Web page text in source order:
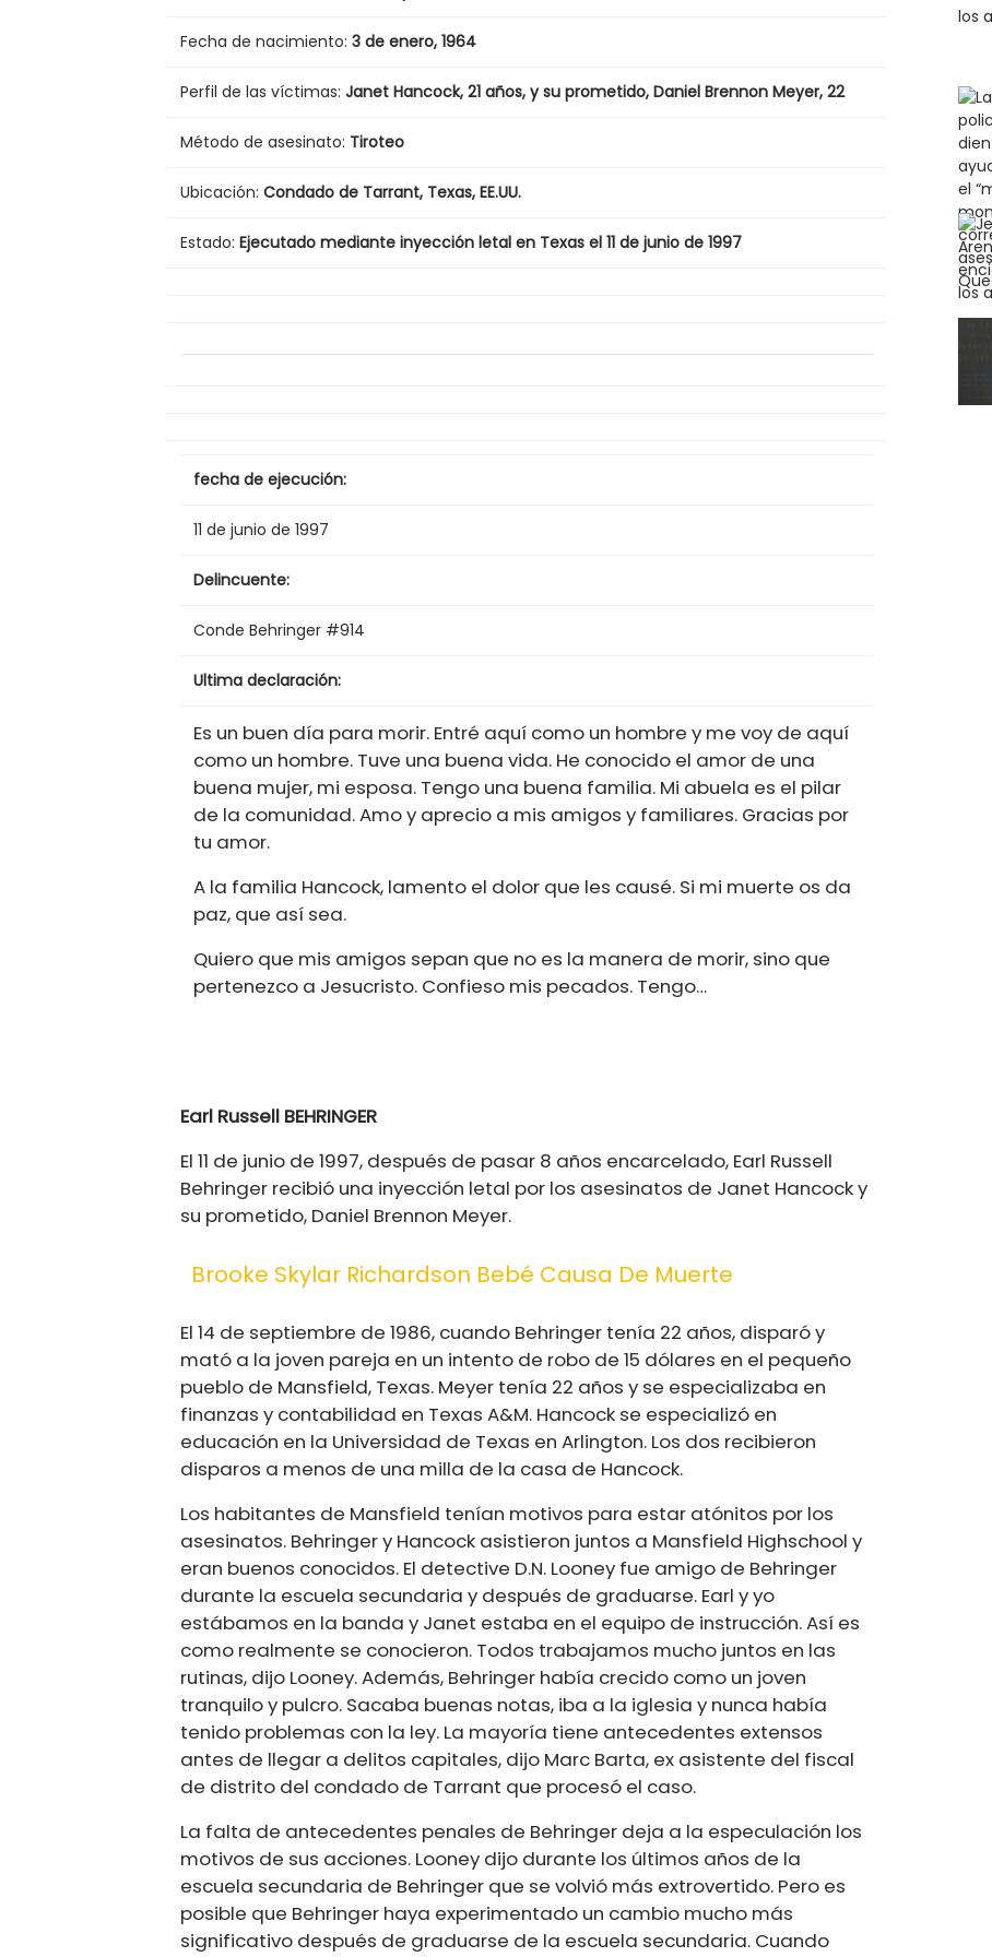
Fecha de nacimiento: 3 de enero, 1964
Perfil de las víctimas: Janet Hancock, 21 años, y su prometido, Daniel Brennon Meyer, 22
Método de asesinato: Tiroteo
Ubicación: Condado de Tarrant, Texas, EE.UU.
Estado: Ejecutado mediante inyección letal en Texas el 11 de junio de 1997
fecha de ejecución:
11 de junio de 1997
Delincuente:
Conde Behringer #914
Ultima declaración:
Es un buen día para morir. Entré aquí como un hombre y me voy de aquí
como un hombre. Tuve una buena vida. He conocido el amor de una
buena mujer, mi esposa. Tengo una buena familia. Mi abuela es el pilar
de la comunidad. Amo y aprecio a mis amigos y familiares. Gracias por
tu amor.
A la familia Hancock, lamento el dolor que les causé. Si mi muerte os da
paz, que así sea.
Quiero que mis amigos sepan que no es la manera de morir, sino que
pertenezco a Jesucristo. Confieso mis pecados. Tengo…
Earl Russell BEHRINGER
El 11 de junio de 1997, después de pasar 8 años encarcelado, Earl Russell
Behringer recibió una inyección letal por los asesinatos de Janet Hancock y
su prometido, Daniel Brennon Meyer.
Brooke Skylar Richardson Bebé Causa De Muerte
El 14 de septiembre de 1986, cuando Behringer tenía 22 años, disparó y
mató a la joven pareja en un intento de robo de 15 dólares en el pequeño
pueblo de Mansfield, Texas. Meyer tenía 22 años y se especializaba en
finanzas y contabilidad en Texas A&M. Hancock se especializó en
educación en la Universidad de Texas en Arlington. Los dos recibieron
disparos a menos de una milla de la casa de Hancock.
Los habitantes de Mansfield tenían motivos para estar atónitos por los
asesinatos. Behringer y Hancock asistieron juntos a Mansfield Highschool y
eran buenos conocidos. El detective D.N. Looney fue amigo de Behringer
durante la escuela secundaria y después de graduarse. Earl y yo
estábamos en la banda y Janet estaba en el equipo de instrucción. Así es
como realmente se conocieron. Todos trabajamos mucho juntos en las
rutinas, dijo Looney. Además, Behringer había crecido como un joven
tranquilo y pulcro. Sacaba buenas notas, iba a la iglesia y nunca había
tenido problemas con la ley. La mayoría tiene antecedentes extensos
antes de llegar a delitos capitales, dijo Marc Barta, ex asistente del fiscal
de distrito del condado de Tarrant que procesó el caso.
La falta de antecedentes penales de Behringer deja a la especulación los
motivos de sus acciones. Looney dijo durante los últimos años de la
escuela secundaria de Behringer que se volvió más extrovertido. Pero es
posible que Behringer haya experimentado un cambio mucho más
significativo después de graduarse de la escuela secundaria. Cuando